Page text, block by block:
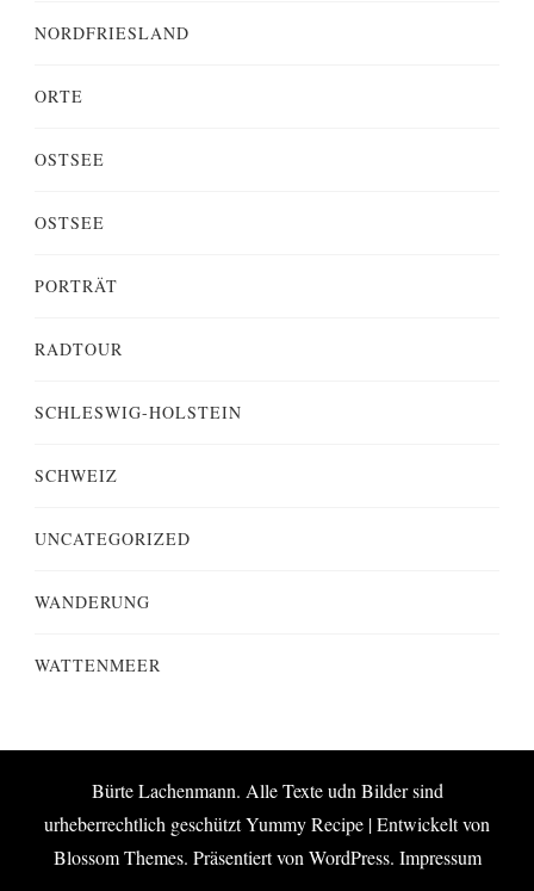
NORDFRIESLAND
ORTE
OSTSEE
OSTSEE
PORTRÄT
RADTOUR
SCHLESWIG-HOLSTEIN
SCHWEIZ
UNCATEGORIZED
WANDERUNG
WATTENMEER
Bürte Lachenmann. Alle Texte udn Bilder sind
urheberrechtlich geschütztYummy Recipe | Entwickelt von
Blossom Themes. Präsentiert vonWordPress. Impressum